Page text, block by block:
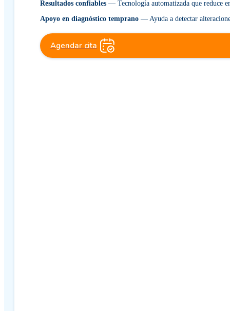
Resultados confiables — Tecnología automatizada que reduce
Apoyo en diagnóstico temprano — Ayuda a detectar
Agendar cita